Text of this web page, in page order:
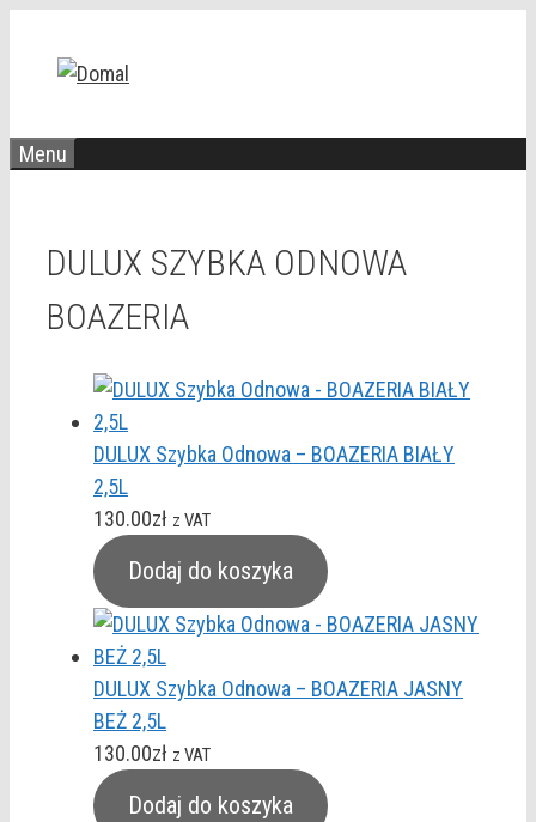
Menu
DULUX SZYBKA ODNOWA
BOAZERIA
DULUX Szybka Odnowa – BOAZERIA BIAŁY
2,5L
130.00zł z VAT
Dodaj do koszyka
DULUX Szybka Odnowa – BOAZERIA JASNY
BEŻ 2,5L
130.00zł z VAT
Dodaj do koszyka